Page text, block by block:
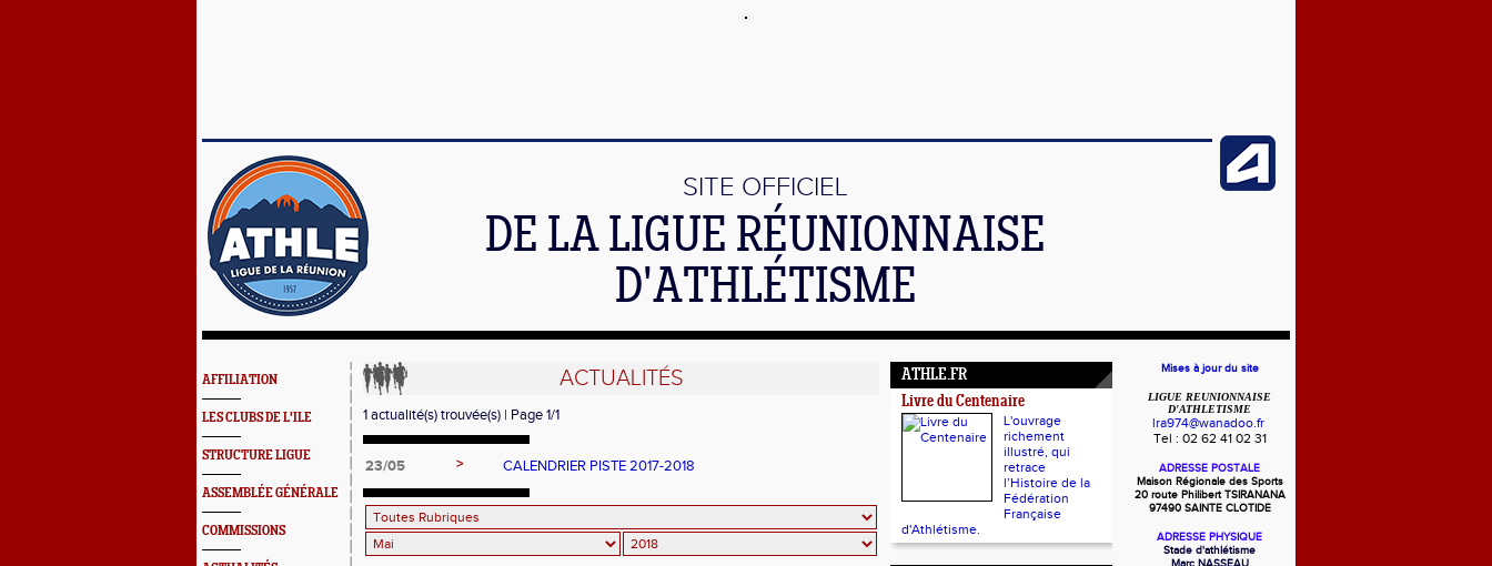
SITE OFFICIEL
DE LA LIGUE RÉUNIONNAISE
D'ATHLÉTISME
AFFILIATION
LES CLUBS DE L'ILE
STRUCTURE LIGUE
ASSEMBLÉE GÉNÉRALE
COMMISSIONS
ACTUALITÉS
1 actualité(s) trouvée(s) | Page 1/1
23/05 > CALENDRIER PISTE 2017-2018
ATHLE.FR
Livre du Centenaire
L'ouvrage
richement
illustré, qui
retrace
l’Histoire de la
Fédération
Française
d'Athlétisme.
Mises à jour du site
LIGUE REUNIONNAISE
D'ATHLETISME
lra974@wanadoo.fr
Tel : 02 62 41 02 31
ADRESSE POSTALE
Maison Régionale des Sports
20 route Philibert TSIRANANA
97490 SAINTE CLOTIDE
ADRESSE PHYSIQUE
Stade d'athlétisme